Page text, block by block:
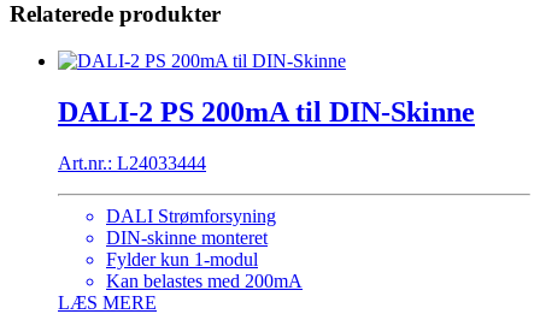
Relaterede produkter
DALI-2 PS 200mA til DIN-Skinne
Art.nr.: L24033444
DALI Strømforsyning
DIN-skinne monteret
Fylder kun 1-modul
Kan belastes med 200mA
LÆS MERE